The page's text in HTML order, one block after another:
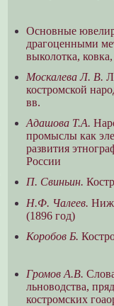
Основные
драгоценными
выколотка,
Москалева Л. В.
костромской
вв.
Адашова Т.А.
промыслы как
развития
России
П. Свиньин.
Н.Ф. Чалеев.
(1896 год)
Коробов Б.
Громов А.В.
льноводства,
костромских